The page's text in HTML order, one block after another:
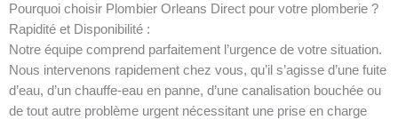
Pourquoi choisir Plombier Orleans Direct pour votre plomberie ?
Rapidité et Disponibilité :
Notre équipe comprend parfaitement l’urgence de votre situation.
Nous intervenons rapidement chez vous, qu’il s’agisse d’une fuite
d’eau, d’un chauffe-eau en panne, d’une canalisation bouchée ou
de tout autre problème urgent nécessitant une prise en charge